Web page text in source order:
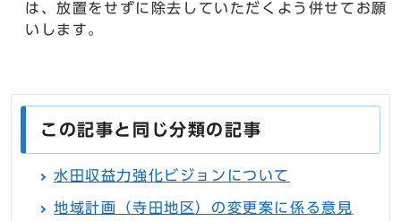
は、放置をせずに除去していただくよう併せてお願
いします。
この記事と同じ分類の記事
水田収益力強化ビジョンについて
地域計画（寺田地区）の変更案に係る意見